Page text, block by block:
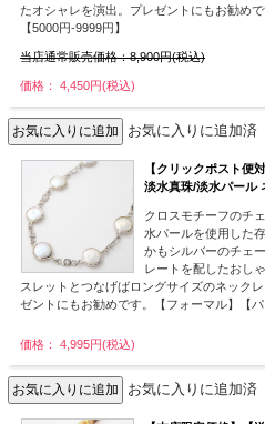
たオシャレを演出。プレゼントにもお勧め
【5000円-9999円】
当店通常販売価格：8,900円(税込)
価格： 4,450円(税込)
お気に入りに追加済
【クリックポスト便
淡水真珠/淡水パール
クロスモチーフのチ
水パールを使用した
かもシルバーのチェ
レートを配したおし
スレットとつなげばロングサイズのネック
ゼントにもお勧めです。【フォーマル】【
価格： 4,995円(税込)
お気に入りに追加済